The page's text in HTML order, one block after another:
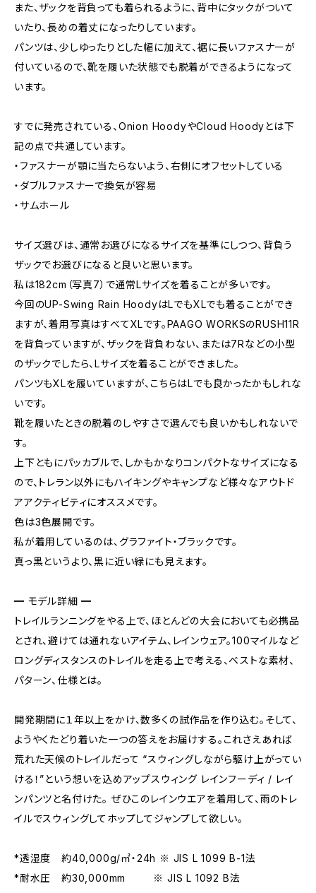
また、ザックを背負っても着られるように、背中にタックがついて
いたり、長めの着丈になったりしています。
パンツは、少しゆったりとした幅に加えて、裾に長いファスナーが
付いているので、靴を履いた状態でも脱着ができるようになって
います。
すでに発売されている、Onion HoodyやCloud Hoodyとは下
記の点で共通しています。
・ファスナーが顎に当たらないよう、右側にオフセットしている
・ダブルファスナーで換気が容易
・サムホール
サイズ選びは、通常お選びになるサイズを基準にしつつ、背負う
ザックでお選びになると良いと思います。
私は182cm（写真7）で通常Lサイズを着ることが多いです。
今回のUP-Swing Rain HoodyはLでもXLでも着ることができ
ますが、着用写真はすべてXLです。PAAGO WORKSのRUSH11R
を背負っていますが、ザックを背負わない、または7Rなどの小型
のザックでしたら、Lサイズを着ることができました。
パンツもXLを履いていますが、こちらはLでも良かったかもしれな
いです。
靴を履いたときの脱着のしやすさで選んでも良いかもしれないで
す。
上下ともにパッカブルで、しかもかなりコンパクトなサイズになる
ので、トレラン以外にもハイキングやキャンプなど様々なアウトド
アアクティビティにオススメです。
色は3色展開です。
私が着用しているのは、グラファイト・ブラックです。
真っ黒というより、黒に近い緑にも見えます。
━ モデル詳細 ━
トレイルランニングをやる上で、ほとんどの大会においても必携品
とされ、避けては通れないアイテム、レインウェア。100マイルなど
ロングディスタンスのトレイルを走る上で考える、ベストな素材、
パターン、仕様とは。
開発期間に１年以上をかけ、数多くの試作品を作り込む。そして、
ようやくたどり着いた一つの答えをお届けする。これさえあれば
荒れた天候のトレイルだって “スウィングしながら駆け上がってい
ける！”という想いを込めアップスウィング レインフーディ / レイ
ンパンツと名付けた。 ぜひこのレインウエアを着用して、雨のトレ
イルでスウィングしてホップしてジャンプして欲しい。
*透湿度 約40,000g/㎡・24h ※ JIS L 1099 B-1法
*耐水圧 約30,000mm ※ JIS L 1092 B法